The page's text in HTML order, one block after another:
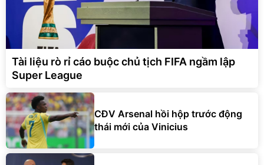
Tài liệu rò rỉ cáo buộc chủ tịch FIFA ngầm lập
Super League
CĐV Arsenal hồi hộp trước động
thái mới của Vinicius